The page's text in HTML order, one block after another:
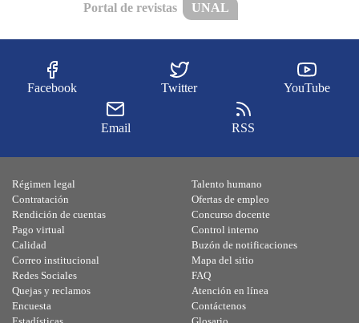
Portal de revistas UNAL
Facebook Twitter YouTube
Email RSS
Régimen legal
Contratación
Rendición de cuentas
Pago virtual
Calidad
Talento humano
Ofertas de empleo
Concurso docente
Control interno
Buzón de notificaciones
Correo institucional
Redes Sociales
Quejas y reclamos
Encuesta
Mapa del sitio
FAQ
Atención en línea
Contáctenos